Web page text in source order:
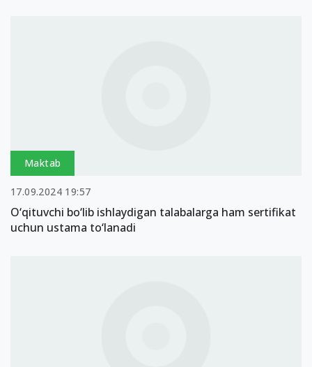
Maktab
17.09.2024 19:57
O‘qituvchi bo‘lib ishlaydigan talabalarga ham sertifikat
uchun ustama to‘lanadi